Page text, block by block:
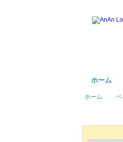
ホーム
ホーム ベ